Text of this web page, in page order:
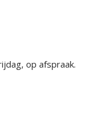
op afspraak.